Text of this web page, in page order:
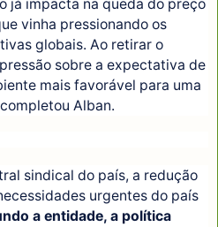
já impacta na queda do preço
vinha pressionando os
globais. Ao retirar o
sobre a expectativa de
mais favorável para uma
Alban.
sindical do país, a redução
urgentes do país
a entidade, a política